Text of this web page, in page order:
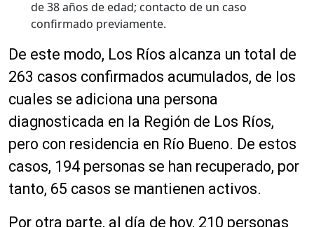
de 38 años de edad; contacto de un caso
confirmado previamente.
De este modo, Los Ríos alcanza un total de
263 casos confirmados acumulados, de los
cuales se adiciona una persona
diagnosticada en la Región de Los Ríos,
pero con residencia en Río Bueno. De estos
casos, 194 personas se han recuperado, por
tanto, 65 casos se mantienen activos.
Por otra parte, al día de hoy, 210 personas